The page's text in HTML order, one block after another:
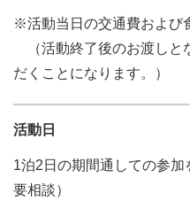
※活動当日の交通費およ
（活動終了後のお渡しと
だくことになります。）
活動日
1泊2日の期間通しての参
要相談）